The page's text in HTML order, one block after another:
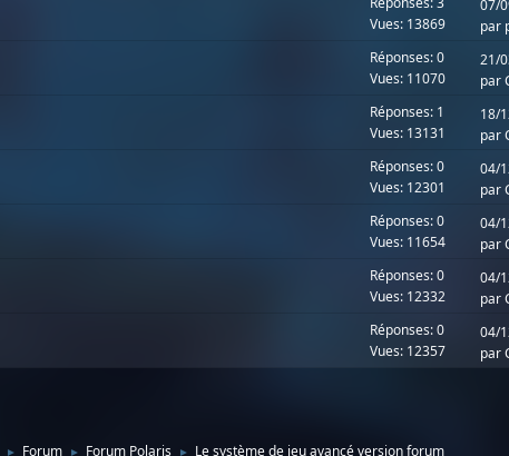
Vues: 13869
07/
par
Réponses: 0
Vues: 11070
21/
par
Réponses: 1
Vues: 13131
18/
par
Réponses: 0
Vues: 12301
04/
par
Réponses: 0
Vues: 11654
04/
par
Réponses: 0
Vues: 12332
04/
par
Réponses: 0
Vues: 12357
04/
par
► Forum ► Forum Polaris ► Le système de jeu avancé version forum